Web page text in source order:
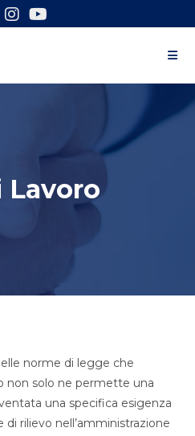
Lavoro
norme di legge che
non solo ne permette una
una specifica esigenza
rilievo nell’amministrazione